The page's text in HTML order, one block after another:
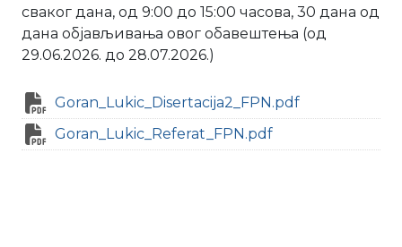
сваког дана, од 9:00 до 15:00 часова, 30 дана од
дана објављивања овог обавештења (од
29.06.2026. до 28.07.2026.)
Goran_Lukic_Disertacija2_FPN.pdf
Goran_Lukic_Referat_FPN.pdf